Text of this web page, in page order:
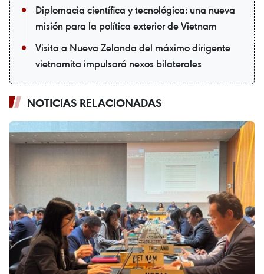
Diplomacia científica y tecnológica: una nueva
misión para la política exterior de Vietnam
Visita a Nueva Zelanda del máximo dirigente
vietnamita impulsará nexos bilaterales
NOTICIAS RELACIONADAS